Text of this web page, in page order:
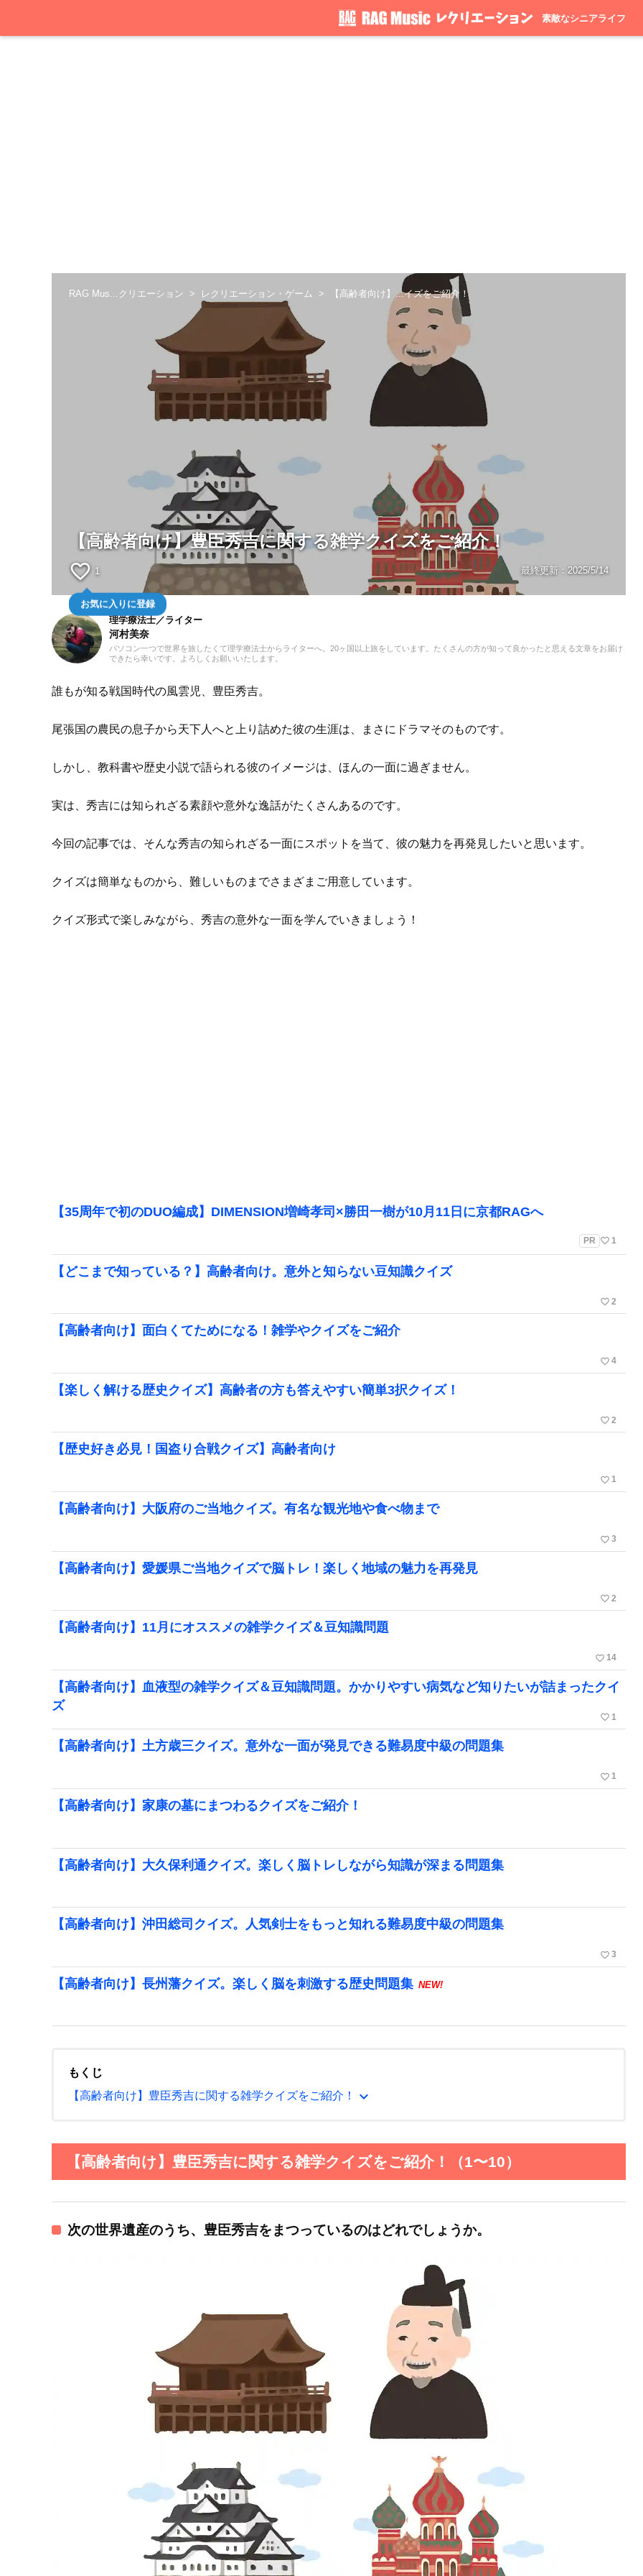
素敵なシニアライフ
RAG Mus...クリエーション レクリエーション・ゲーム 【高齢者向け】...イズをご紹介！
【高齢者向け】豊臣秀吉に関する雑学クイズをご紹介！
favorite_border 1
お気に入りに登録
最終更新： 2025/5/14
理学療法士／ライター
河村美奈
パソコン一つで世界を旅したくて理学療法士からライターへ。20ヶ国以上旅をしています。たくさんの方が知って良かったと思える文章をお届け
できたら幸いです。よろしくお願いいたします。
誰もが知る戦国時代の風雲児、豊臣秀吉。
尾張国の農民の息子から天下人へと上り詰めた彼の生涯は、まさにドラマそのものです。
しかし、教科書や歴史小説で語られる彼のイメージは、ほんの一面に過ぎません。
実は、秀吉には知られざる素顔や意外な逸話がたくさんあるのです。
今回の記事では、そんな秀吉の知られざる一面にスポットを当て、彼の魅力を再発見したいと思います。
クイズは簡単なものから、難しいものまでさまざまご用意しています。
クイズ形式で楽しみながら、秀吉の意外な一面を学んでいきましょう！
【35周年で初のDUO編成】DIMENSION増崎孝司×勝田一樹が10月11日に京都RAGへ
PR favorite_border 1
【どこまで知っている？】高齢者向け。意外と知らない豆知識クイズ
favorite_border 2
【高齢者向け】面白くてためになる！雑学やクイズをご紹介
favorite_border 4
【楽しく解ける歴史クイズ】高齢者の方も答えやすい簡単3択クイズ！
favorite_border 2
【歴史好き必見！国盗り合戦クイズ】高齢者向け
favorite_border 1
【高齢者向け】大阪府のご当地クイズ。有名な観光地や食べ物まで
favorite_border 3
【高齢者向け】愛媛県ご当地クイズで脳トレ！楽しく地域の魅力を再発見
favorite_border 2
【高齢者向け】11月にオススメの雑学クイズ＆豆知識問題
favorite_border 14
【高齢者向け】血液型の雑学クイズ＆豆知識問題。かかりやすい病気など知りたいが詰まったクイ
ズ
favorite_border 1
【高齢者向け】土方歳三クイズ。意外な一面が発見できる難易度中級の問題集
favorite_border 1
【高齢者向け】家康の墓にまつわるクイズをご紹介！
【高齢者向け】大久保利通クイズ。楽しく脳トレしながら知識が深まる問題集
【高齢者向け】沖田総司クイズ。人気剣士をもっと知れる難易度中級の問題集
favorite_border 3
【高齢者向け】長州藩クイズ。楽しく脳を刺激する歴史問題集 NEW!
もくじ
【高齢者向け】豊臣秀吉に関する雑学クイズをご紹介！
expand_more
【高齢者向け】豊臣秀吉に関する雑学クイズをご紹介！（1〜10）
次の世界遺産のうち、豊臣秀吉をまつっているのはどれでしょうか。